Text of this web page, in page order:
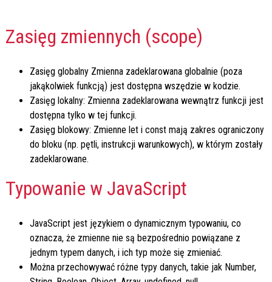
Zasięg zmiennych (scope)
Zasięg globalny Zmienna zadeklarowana globalnie (poza
jakąkolwiek funkcją) jest dostępna wszędzie w kodzie.
Zasięg lokalny: Zmienna zadeklarowana wewnątrz funkcji jest
dostępna tylko w tej funkcji.
Zasięg blokowy: Zmienne leti constmają zakres ograniczony
do bloku (np. pętli, instrukcji warunkowych), w którym zostały
zadeklarowane.
Typowanie w JavaScript
JavaScript jest językiem o dynamicznym typowaniu, co
oznacza, że zmienne nie są bezpośrednio powiązane z
jednym typem danych, i ich typ może się zmieniać.
Można przechowywać różne typy danych, takie jak Number,